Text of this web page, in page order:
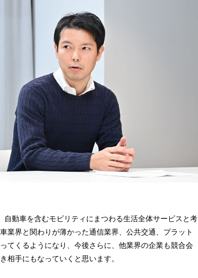
自動車を含むモビリティにまつわる生活全体サービスと考
業界と関わりが薄かった通信業界、公共交通、プラット
てくるようになり、今後さらに、他業界の企業も競合会
相手にもなっていくと思います。